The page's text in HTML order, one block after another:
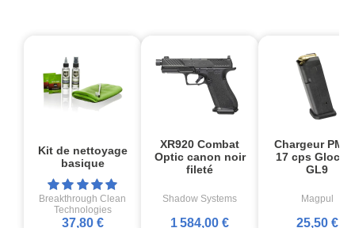
Kit de nettoyage
basique
Breakthrough Clean
Technologies
37,80 €
XR920 Combat
Optic canon noir
fileté
Shadow Systems
1 584,00 €
Chargeur
17 cps
GL9
Magpul
25,50 €